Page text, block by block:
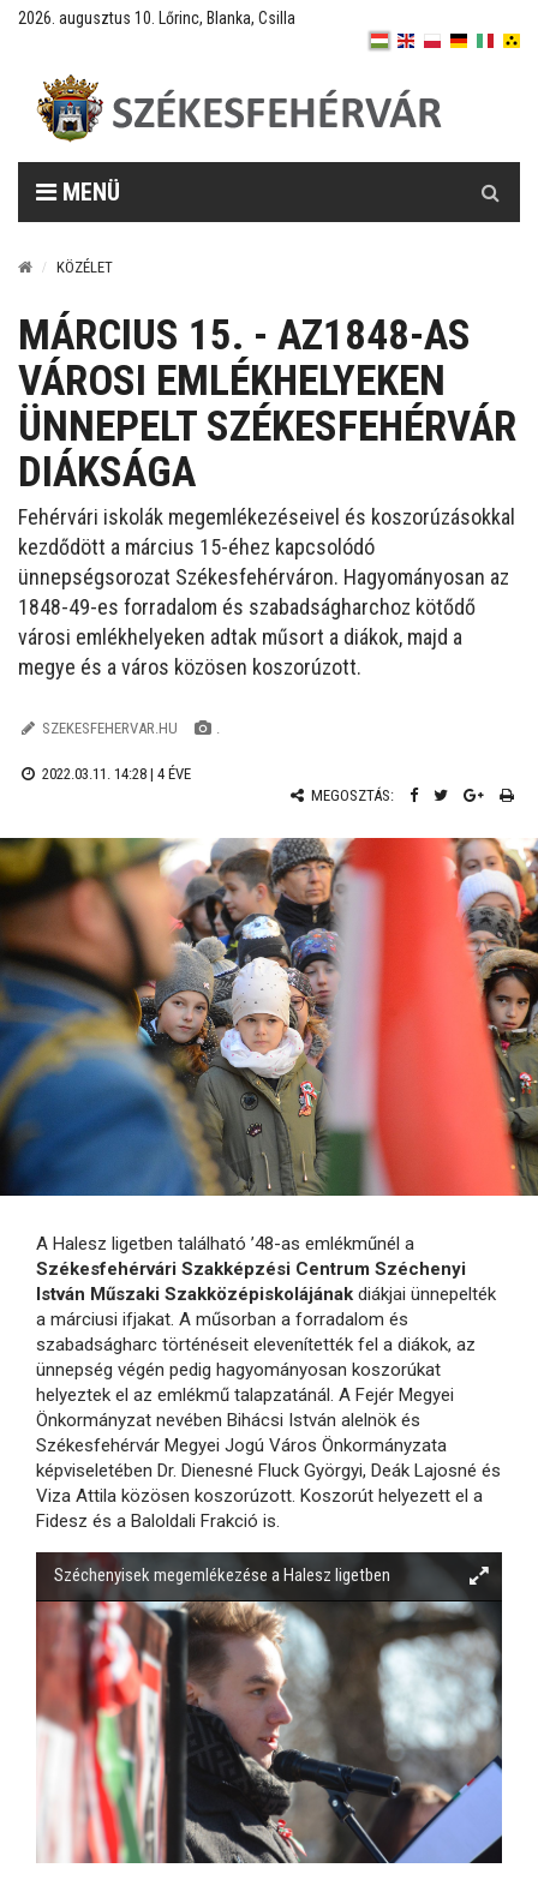
2026. augusztus 10. Lőrinc, Blanka, Csilla
MENÜ
KÖZÉLET
MÁRCIUS 15. - AZ1848-AS
VÁROSI EMLÉKHELYEKEN
ÜNNEPELT SZÉKESFEHÉRVÁR
DIÁKSÁGA
Fehérvári iskolák megemlékezéseivel és koszorúzásokkal
kezdődött a március 15-éhez kapcsolódó
ünnepségsorozat Székesfehérváron. Hagyományosan az
1848-49-es forradalom és szabadságharchoz kötődő
városi emlékhelyeken adtak műsort a diákok, majd a
megye és a város közösen koszorúzott.
SZEKESFEHERVAR.HU .
2022.03.11. 14:28 | 4 ÉVE
MEGOSZTÁS:
A Halesz ligetben található ’48-as emlékműnél a
Székesfehérvári Szakképzési Centrum Széchenyi
István Műszaki Szakközépiskolájának diákjai ünnepelték
a márciusi ifjakat. A műsorban a forradalom és
szabadságharc történéseit elevenítették fel a diákok, az
ünnepség végén pedig hagyományosan koszorúkat
helyeztek el az emlékmű talapzatánál. A Fejér Megyei
Önkormányzat nevében Bihácsi István alelnök és
Székesfehérvár Megyei Jogú Város Önkormányzata
képviseletében Dr. Dienesné Fluck Györgyi, Deák Lajosné és
Viza Attila közösen koszorúzott. Koszorút helyezett el a
Fidesz és a Baloldali Frakció is.
Széchenyisek megemlékezése a Halesz ligetben